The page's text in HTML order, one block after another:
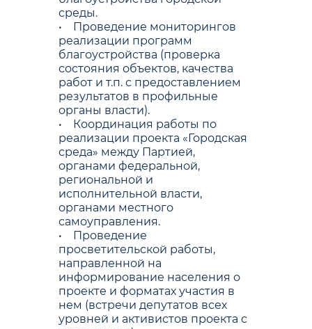
среды.
• Проведение мониторингов
реализации программ
благоустройства (проверка
состояния объектов, качества
работ и т.п. с предоставлением
результатов в профильные
органы власти).
• Координация работы по
реализации проекта «Городская
среда» между Партией,
органами федеральной,
региональной и
исполнительной власти,
органами местного
самоуправления.
• Проведение
просветительской работы,
направленной на
информирование населения о
проекте и форматах участия в
нем (встречи депутатов всех
уровней и активистов проекта с